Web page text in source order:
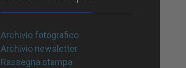
Archivio fotografico
Archivio newsletter
Rassegna stampa